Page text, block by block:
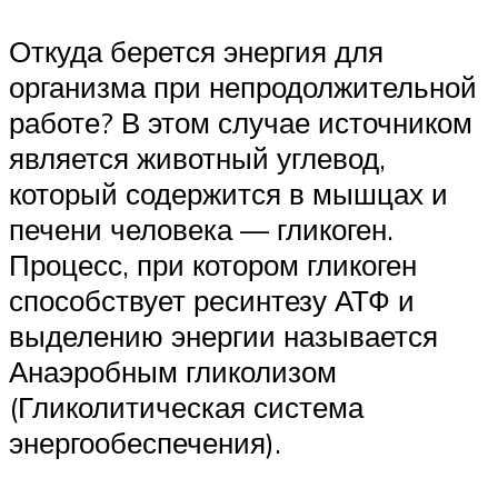
Откуда берется энергия для
организма при непродолжительной
работе? В этом случае источником
является животный углевод,
который содержится в мышцах и
печени человека — гликоген.
Процесс, при котором гликоген
способствует ресинтезу АТФ и
выделению энергии называется
Анаэробным гликолизом
(Гликолитическая система
энергообеспечения).